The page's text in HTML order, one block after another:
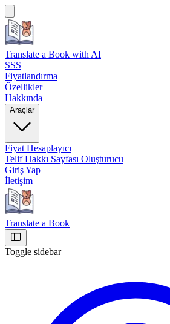
Translate a Book with AI
SSS
Fiyatlandırma
Özellikler
Hakkında
Araçlar
Fiyat Hesaplayıcı
Telif Hakkı Sayfası Oluşturucu
Giriş Yap
İletişim
Translate a Book
Toggle sidebar